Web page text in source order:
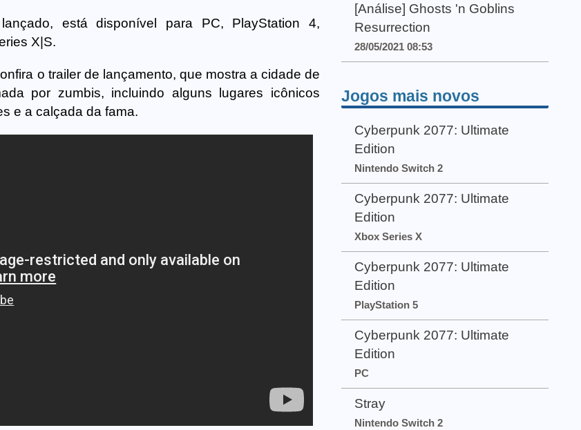
está disponível para PC, PlayStation 4,
X|S.
o trailer de lançamento, que mostra a cidade de
por zumbis, incluindo alguns lugares icônicos
e a calçada da fama.
[Análise] Ghosts 'n Goblins
Resurrection
28/05/2021 08:53
Jogos mais novos
Cyberpunk 2077: Ultimate
Edition
Nintendo Switch 2
Cyberpunk 2077: Ultimate
Edition
Xbox Series X
Cyberpunk 2077: Ultimate
Edition
PlayStation 5
Cyberpunk 2077: Ultimate
Edition
PC
Stray
Nintendo Switch 2